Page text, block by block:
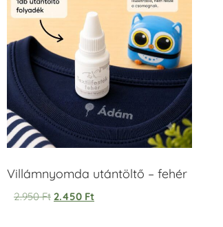
Villámnyomda utántöltő – fehér
2.950Ft 2.450 Ft